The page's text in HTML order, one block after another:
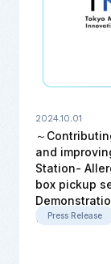
2024.10.01
～
and
Station-
box pickup
(Tue) –
Press Release